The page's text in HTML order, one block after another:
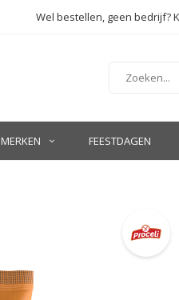
Wel bestellen, geen bedrijf?
MERKEN FEESTDAGEN